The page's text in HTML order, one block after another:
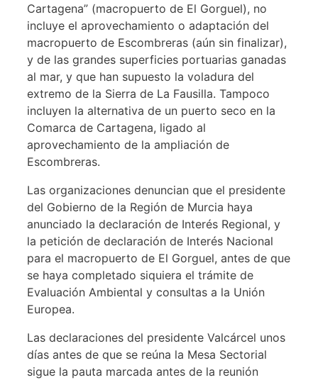
Cartagena” (macropuerto de El Gorguel), no
incluye el aprovechamiento o adaptación del
macropuerto de Escombreras (aún sin finalizar),
y de las grandes superficies portuarias ganadas
al mar, y que han supuesto la voladura del
extremo de la Sierra de La Fausilla. Tampoco
incluyen la alternativa de un puerto seco en la
Comarca de Cartagena, ligado al
aprovechamiento de la ampliación de
Escombreras.
Las organizaciones denuncian que el presidente
del Gobierno de la Región de Murcia haya
anunciado la declaración de Interés Regional, y
la petición de declaración de Interés Nacional
para el macropuerto de El Gorguel, antes de que
se haya completado siquiera el trámite de
Evaluación Ambiental y consultas a la Unión
Europea.
Las declaraciones del presidente Valcárcel unos
días antes de que se reúna la Mesa Sectorial
sigue la pauta marcada antes de la reunión